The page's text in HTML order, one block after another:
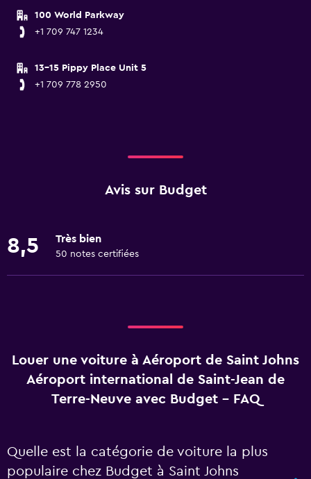
100 World Parkway
+1 709 747 1234
13-15 Pippy Place Unit 5
+1 709 778 2950
Avis sur Budget
8,5 Très bien
50 notes certifiées
Louer une voiture à Aéroport de Saint Johns
Aéroport international de Saint-Jean de
Terre-Neuve avec Budget - FAQ
Quelle est la catégorie de voiture la plus
populaire chez Budget à Saint Johns